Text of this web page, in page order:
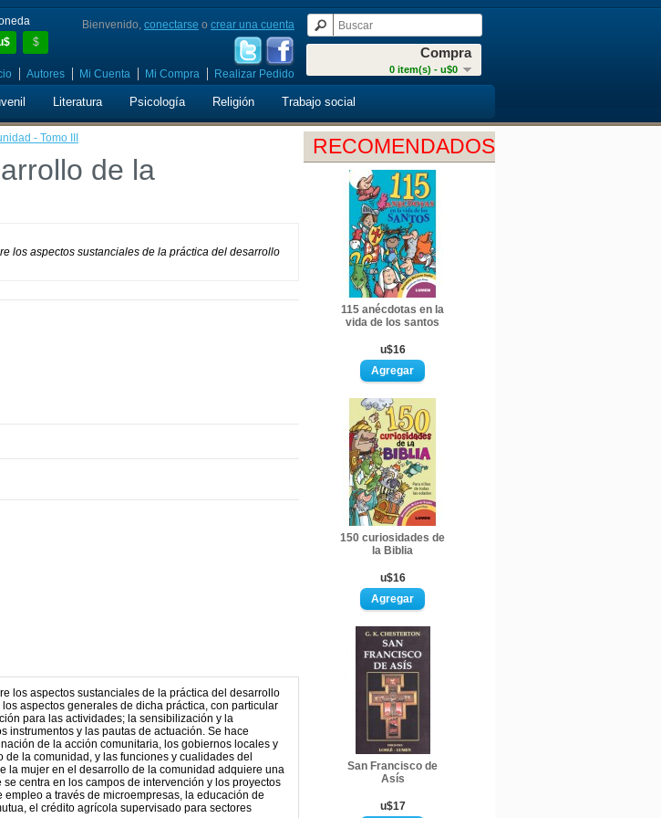
$
Compra
0 item(s) - u$0
Bienvenido, conectarse o crear una cuenta
Autores Mi Cuenta Mi Compra Realizar Pedido
Literatura Psicología Religión Trabajo social
RECOMENDADOS
115 anécdotas en la
vida de los santos
u$16
150 curiosidades de
la Biblia
u$16
San Francisco de
Asís
u$17
- Tomo III
de la
los aspectos sustanciales de la práctica del desarrollo
los aspectos sustanciales de la práctica del desarrollo
aspectos generales de dicha práctica, con particular
para las actividades; la sensibilización y la
instrumentos y las pautas de actuación. Se hace
de la acción comunitaria, los gobiernos locales y
la comunidad, y las funciones y cualidades del
la mujer en el desarrollo de la comunidad adquiere una
centra en los campos de intervención y los proyectos
a través de microempresas, la educación de
el crédito agrícola supervisado para sectores